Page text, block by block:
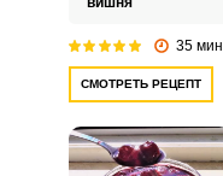
35 мин
СМОТРЕТЬ РЕЦЕПТ